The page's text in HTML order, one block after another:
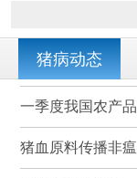
猪病动态
一季度我国农产